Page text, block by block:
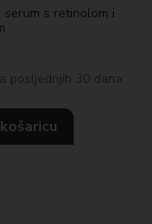
serum s retinolom i
posljednjih 30 dana: